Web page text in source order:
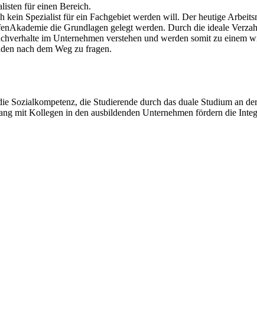
für einen Bereich.
kein Spezialist für ein Fachgebiet werden will. Der heutige
die Grundlagen gelegt werden. Durch die ideale
im Unternehmen verstehen und werden somit zu
nach dem Weg zu fragen.
Sozialkompetenz, die Studierende durch das duale Studium an
mit Kollegen in den ausbildenden Unternehmen fördern die